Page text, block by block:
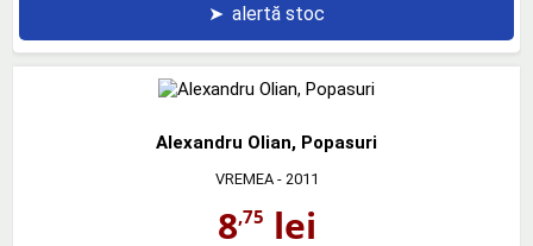
➤ alertă stoc
Alexandru Olian, Popasuri
VREMEA- 2011
8,75 lei